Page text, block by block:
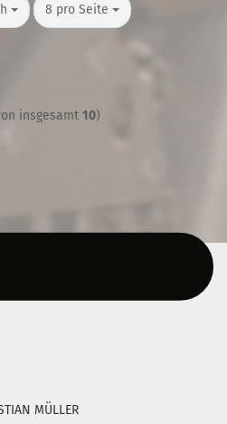
8 pro Seite
pro Seite
insgesamt 10)
MÜLLER